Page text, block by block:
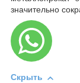
значительно
Скрыть